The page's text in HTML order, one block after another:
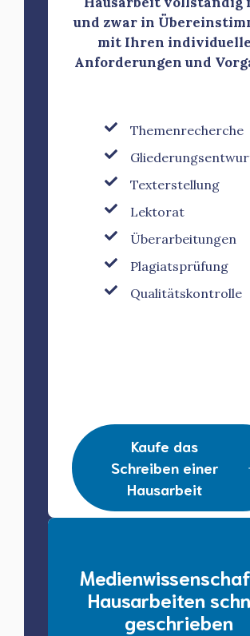
und zwar in
mit Ihren
Anforderungen und
Themenrecherche
Texterstellung
Lektorat
Überarbeitungen
Plagiatsprüfung
Qualitätskontrolle
Kaufe das
Schreiben einer
Hausarbeit
Hausarbeiten
geschrieben